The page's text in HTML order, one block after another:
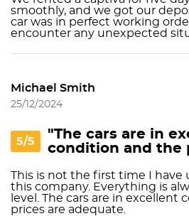
smoothly, and we got our
car was in perfect working
encounter any unexpected
Michael Smith
25/12/2024
5/5
"The cars are in
condition and the
This is not the first time I have
this company. Everything is
level. The cars are in excellent
prices are adequate.